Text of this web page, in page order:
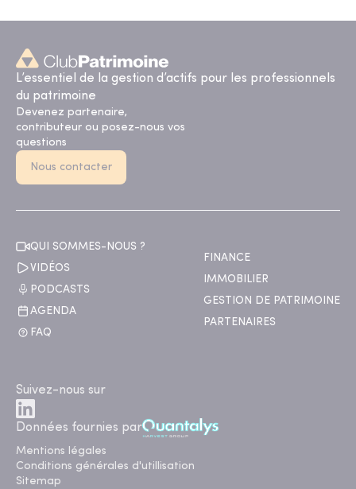
L’essentiel de la gestion d’actifs pour les professionnels
du patrimoine
Devenez partenaire,
contributeur ou posez-nous vos
questions
Nous contacter
QUI SOMMES-NOUS ?
VIDÉOS
PODCASTS
AGENDA
FAQ
FINANCE
IMMOBILIER
GESTION DE PATRIMOINE
PARTENAIRES
Suivez-nous sur
Données fournies par
Mentions légales
Conditions générales d'utillisation
Sitemap